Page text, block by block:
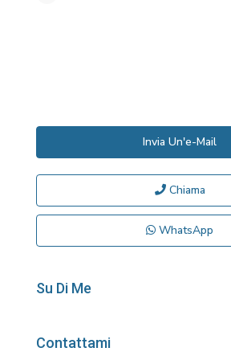
Invia Un'e-Mail
Chiama
WhatsApp
Su Di Me
Contattami